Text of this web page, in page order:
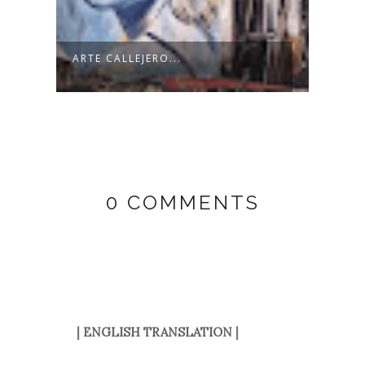
ARTE CALLEJERO...
0 COMMENTS
| ENGLISH TRANSLATION|